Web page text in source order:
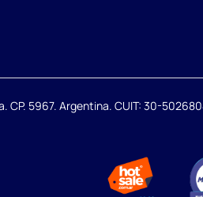
CP. 5967. Argentina. CUIT: 30-